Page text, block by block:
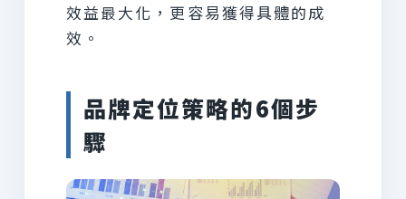
效益最大化，更容易獲得具體的成
效。
品牌定位策略的6個步
驟